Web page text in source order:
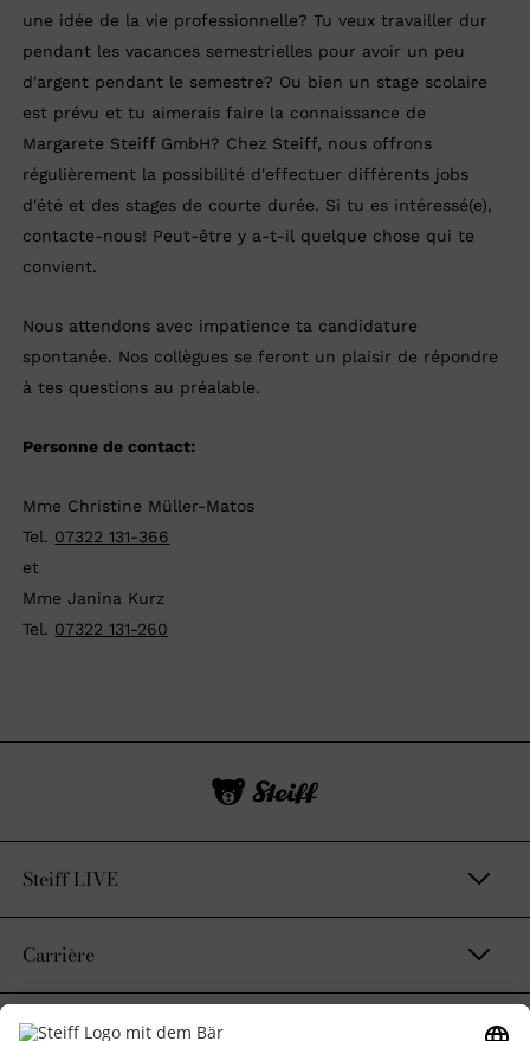
une idée de la vie professionnelle? Tu veux travailler dur
pendant les vacances semestrielles pour avoir un peu
d'argent pendant le semestre? Ou bien un stage scolaire
est prévu et tu aimerais faire la connaissance de
Margarete Steiff GmbH? Chez Steiff, nous offrons
régulièrement la possibilité d'effectuer différents jobs
d'été et des stages de courte durée. Si tu es intéressé(e),
contacte-nous! Peut-être y a-t-il quelque chose qui te
convient.
Nous attendons avec impatience ta candidature
spontanée. Nos collègues se feront un plaisir de répondre
à tes questions au préalable.
Personne de contact:
Mme Christine Müller-Matos
Tel. 07322 131-366
et
Mme Janina Kurz
Tel. 07322 131-260
Steiff LIVE
Carrière
Contact et mentions légales